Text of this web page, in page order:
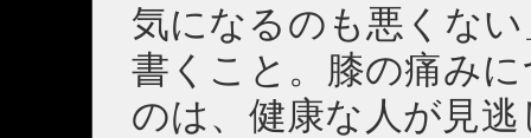
気になるのも悪くな
書くこと。膝の痛み
のは、健康な人が見